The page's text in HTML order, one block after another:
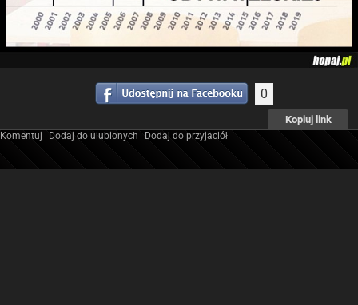
0
Kopiuj link
Komentuj Dodaj do ulubionych Dodaj do przyjaciół